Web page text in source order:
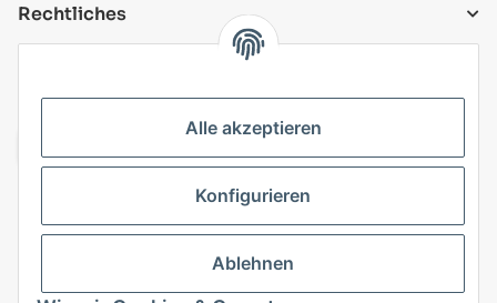
Rechtliches
Vertrag widerrufen
Alle akzeptieren
Konfigurieren
Ablehnen